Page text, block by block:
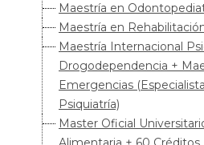
Maestría en
Maestría en
Maestría Internacional
Drogodependencia +
Emergencias
Psiquiatría)
Master Oficial